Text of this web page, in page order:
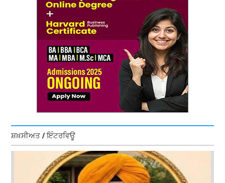
ਸ਼ਖ਼ਸੀਅਤ / ਇੰਟਰਵਿਊ